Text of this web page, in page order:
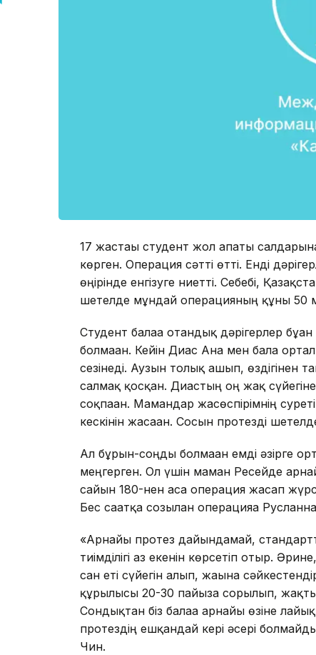
17 жастағы студент жол апаты
көрген. Операция сәтті өтті. Енді
өңірінде енгізуге ниетті. Себебі,
шетелде мұндай операцияның құны 50
Студент балаға отандық дәрігерлер
болмаған. Кейін Диас Ана мен бала
сезінеді. Аузын толық ашып, өздігінен
салмақ қосқан. Диастың оң жақ
соқпаған. Мамандар жасөспірімнің
кескінін жасаған. Сосын протезді
Ал бұрын-соңды болмаған емді әзірге
меңгерген. Ол үшін маман Ресейде
сайын 180-нен аса операция жасап
Бес сағатқа созылған операцияға
«Арнайы протез дайындамай,
тиімділігі аз екенін көрсетіп отыр.
сан еті сүйегін алып, жағына
құрылысы 20-30 пайызға сорылып,
Сондықтан біз балаға арнайы өзіне
протездің ешқандай кері әсері
Чин.